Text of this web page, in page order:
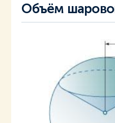
Объём